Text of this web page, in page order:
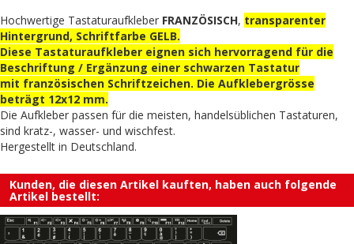
Hochwertige Tastaturaufkleber FRANZÖSISCH, transparenter
Hintergrund, Schriftfarbe GELB.
Diese Tastaturaufkleber eignen sich hervorragend für die
Beschriftung / Ergänzung einer schwarzen Tastatur
mit französischen Schriftzeichen. Die Aufklebergrösse
beträgt 12x12 mm.
Die Aufkleber passen für die meisten, handelsüblichen Tastaturen,
sind kratz-, wasser- und wischfest.
Hergestellt in Deutschland.
Kunden, die diesen Artikel kauften, haben auch folgende
Artikel bestellt: